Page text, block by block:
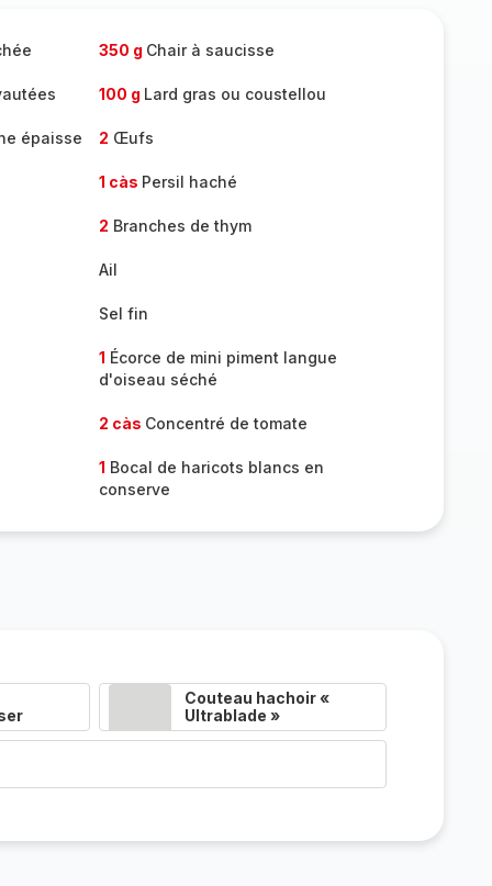
350 g Chair à saucisse
100 g Lard gras ou coustellou
épaisse 2 Œufs
1 càs Persil haché
2 Branches de thym
Ail
Sel fin
1 Écorce de mini piment langue
d'oiseau séché
2 càs Concentré de tomate
1 Bocal de haricots blancs en
conserve
Couteau hachoir «
Ultrablade »